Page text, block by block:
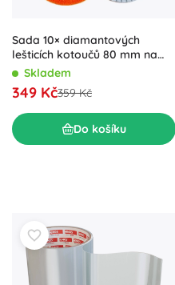
Sada 10× diamantových
lešticích kotoučů 80 mm na
dlažbu a kámen, se suchým
zipem, zrnitost 300
Skladem
349 Kč359 Kč
Do košíku